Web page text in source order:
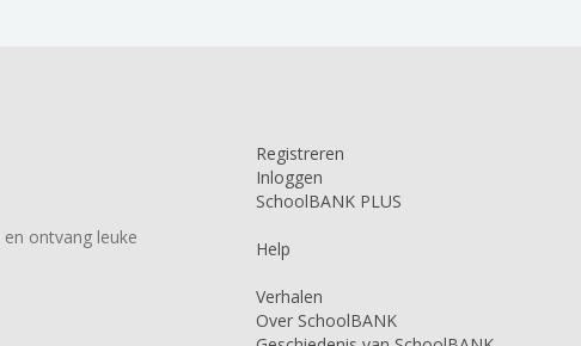
en ontvang leuke
Registreren
Inloggen
SchoolBANK PLUS
Help
Verhalen
Over SchoolBANK